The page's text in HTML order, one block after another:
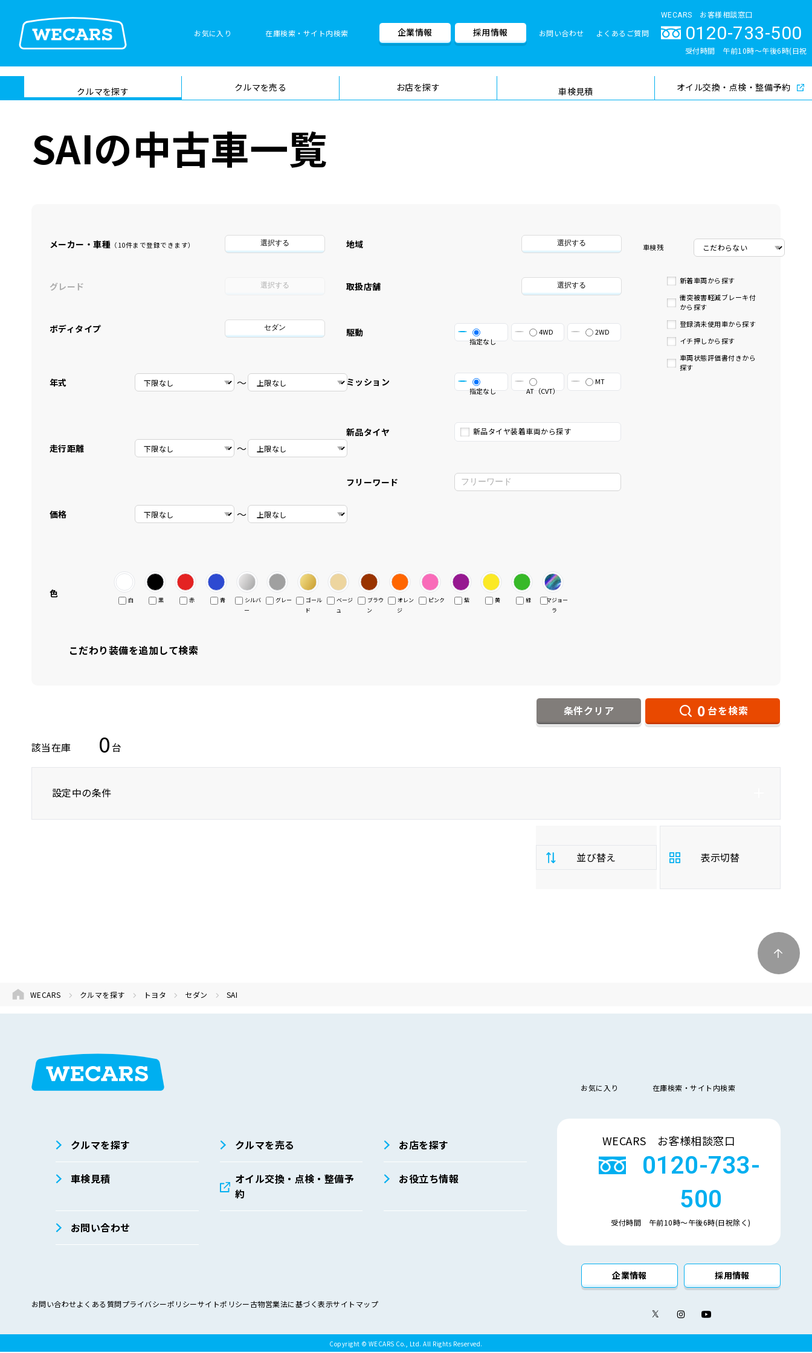
お気に入り 在庫検索・サイト内検索
在庫検索
サイト内検
索
検索
企業情報 採用情報 お問い合わせ よくあるご質問
WECARS お客様相談窓口
0120-733-500
受付時間 午前10時〜午後6時(日祝
クルマを探す クルマを売る お店を探す 車検見積
車検料金・メニュー 品質管理とサポート体制
オイル交換・点検・整備予約
SAIの中古車一覧
メーカー・車種 （10件まで登録できます） 選択する
グレード 選択する
ボディタイプ セダン
年式 〜
走行距離 〜
価格 〜
地域 選択する
取扱店舗 選択する
駆動
指定なし
4WD 2WD
ミッション
指定なし AT（CVT）
MT
新品タイヤ 新品タイヤ装着車両から探す
フリーワード
車検残
新着車両から探す
衝突被害軽減ブレーキ付
から探す
登録済未使用車から探す
イチ押しから探す
車両状態評価書付きから
探す
色
白 黒 赤 青
シルバ
ー
グレー
ゴール
ド
ベージ
ュ
ブラウ
ン
オレン
ジ
ピンク 紫 黄 緑
マジョー
ラ
こだわり装備を追加して検索
条件クリア 0 台を検索
該当在庫 0台
設定中の条件
並び替え
高い順
走
気
大きい順
検
残
多い順
表示切替
WECARS クルマを探す トヨタ セダン SAI
お気に入り 在庫検索・サイト内検索
クルマを探す クルマを売る お店を探す
車検見積
オイル交換・点検・整備予
約
お役立ち情報
お問い合わせ
お問い合わせよくある質問プライバシーポリシーサイトポリシー古物営業法に基づく表示サイトマップ
WECARS お客様相談窓口
0120-733-
500
受付時間 午前10時〜午後6時(日祝除く)
企業情報 採用情報
Copyright © WECARS Co., Ltd. All Rights Reserved.